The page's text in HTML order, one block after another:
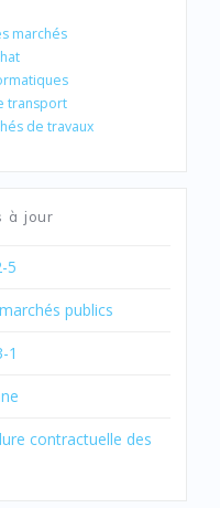
marchés
transport
de travaux
à jour
5
publics
1
contractuelle des